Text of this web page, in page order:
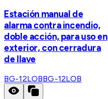
Estación manual de
alarma contra incendio,
doble acción, para uso en
exterior, con cerradura
de llave
BG-12LOBBG-12LOB